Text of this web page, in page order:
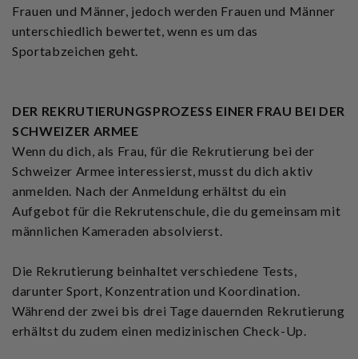
Frauen und Männer, jedoch werden Frauen und Männer
unterschiedlich bewertet, wenn es um das
Sportabzeichen geht.
DER REKRUTIERUNGSPROZESS EINER FRAU BEI DER
SCHWEIZER ARMEE
Wenn du dich, als Frau, für die Rekrutierung bei der
Schweizer Armee interessierst, musst du dich aktiv
anmelden. Nach der Anmeldung erhältst du ein
Aufgebot für die Rekrutenschule, die du gemeinsam mit
männlichen Kameraden absolvierst.
Die Rekrutierung beinhaltet verschiedene Tests,
darunter Sport, Konzentration und Koordination.
Während der zwei bis drei Tage dauernden Rekrutierung
erhältst du zudem einen medizinischen Check-Up.